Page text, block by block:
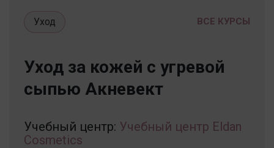
ВСЕ КУРСЫ
Уход
Уход за кожей с угревой
сыпью Акневект
Учебный центр: Учебный центр Eldan
Cosmetics